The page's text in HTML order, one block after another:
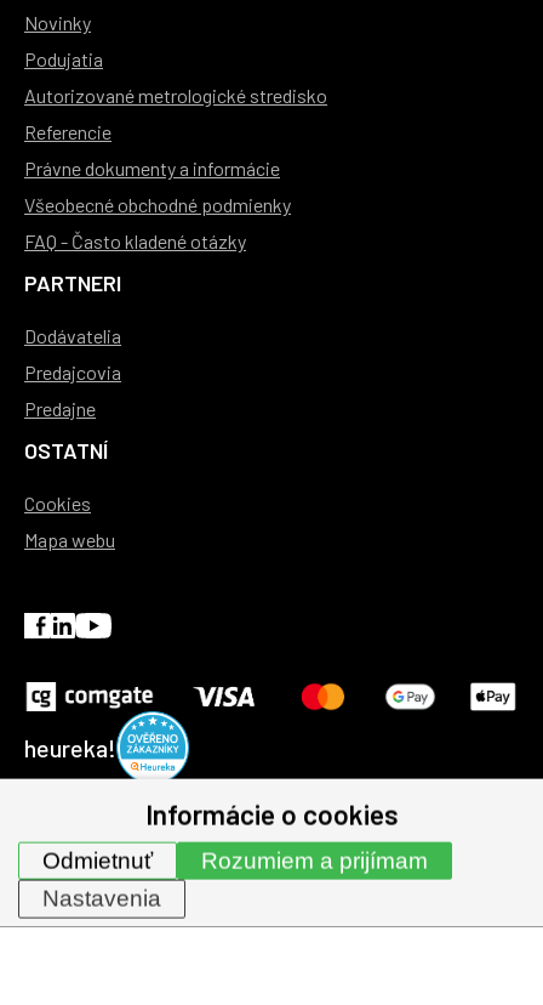
Novinky
Podujatia
Autorizované metrologické stredisko
Referencie
Právne dokumenty a informácie
Všeobecné obchodné podmienky
FAQ - Často kladené otázky
PARTNERI
Dodávatelia
Predajcovia
Predajne
OSTATNÍ
Cookies
Mapa webu
heureka!
© 1991-2026 | GHV Trading, spol. s r.o. všechna práva
vyhrazena.
Informácie o cookies
Rozumiem a prijímam
Odmietnuť
Nastavenia